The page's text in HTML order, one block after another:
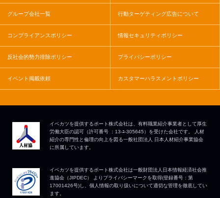
グループ会社一覧 行動ターゲティング広告について
コンプライアンスポリシー 情報セキュリティポリシー
反社会的勢力排除ポリシー プライバシーポリシー
イベント掲載依頼 カスタマーハラスメントポリシー